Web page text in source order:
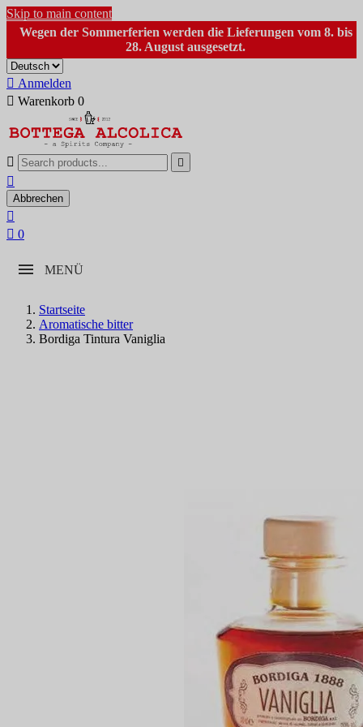
Skip to main content
Wegen der Sommerferien werden die Lieferungen vom 8. bis
28. August ausgesetzt.
 Anmelden
 Warenkorb 0
 

Abbrechen

 0
MENÜ
Startseite
Aromatische bitter
Bordiga Tintura Vaniglia